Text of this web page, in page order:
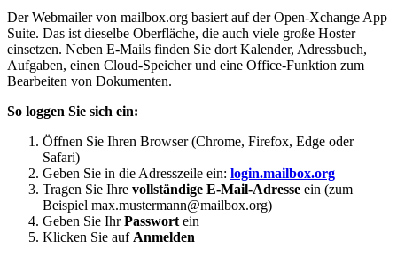
Der Webmailer von mailbox.org basiert auf der Open-Xchange App
Suite. Das ist dieselbe Oberfläche, die auch viele große Hoster
einsetzen. Neben E-Mails finden Sie dort Kalender, Adressbuch,
Aufgaben, einen Cloud-Speicher und eine Office-Funktion zum
Bearbeiten von Dokumenten.
So loggen Sie sich ein:
Öffnen Sie Ihren Browser (Chrome, Firefox, Edge oder
Safari)
Geben Sie in die Adresszeile ein: login.mailbox.org
Tragen Sie Ihre vollständige E-Mail-Adresse ein (zum
Beispiel max.mustermann@mailbox.org)
Geben Sie IhrPasswort ein
Klicken Sie auf Anmelden